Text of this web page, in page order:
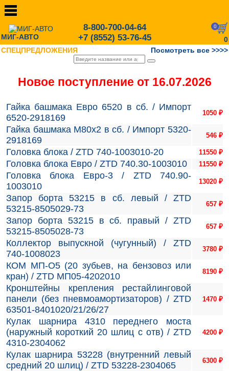
МИГ-АВТО
8-800-700-04-64
+7 (8552) 53-76-45
0
0
СПЕЦПРЕДЛОЖЕНИЯ
Посмотреть все >>>>
Новое поступление от 16.07.2026
Гайка башмака Евро 6520 в сб. / Импорт
6520-2918169
1050 ₽
Гайка башмака М80х2 в сб. / Импорт 5320-
2918169
546 ₽
Головка блока / ZTD 740-1003010-20 11550 ₽
Головка блока Евро / ZTD 740.30-1003010 11550 ₽
Головка блока Евро-3 / ZTD 740.90-
1003010
13020 ₽
Запор борта 53215 в сб. левый / ZTD
53215-8505029-73
657 ₽
Запор борта 53215 в сб. правый / ZTD
53215-8505028-73
657 ₽
Коллектор выпускной (чугунный) / ZTD
740-1008023
3780 ₽
КОМ МП-О5 (20 зубьев, на бензовоз или
кран) / ZTD МП05-4202010
8190 ₽
Кронштейны крепления рестайлинговой
панели (без пневмоамортизаторов) / ZTD
63501-8401020/21/26/27
1470 ₽
Кулак шарнира 4310 переднего моста
(наружный короткий 20 шлиц с отв) / ZTD
4310-2304062
4200 ₽
Кулак шарнира 53228 (внутренний левый
средний 20 шлиц) / ZTD 53228-2304065
6300 ₽